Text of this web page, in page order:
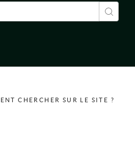
CHERCHER SUR LE SITE ?